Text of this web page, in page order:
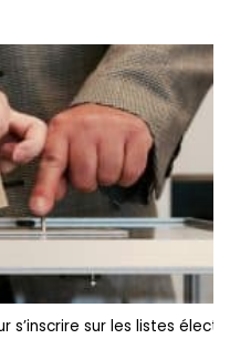
s’inscrire sur les listes